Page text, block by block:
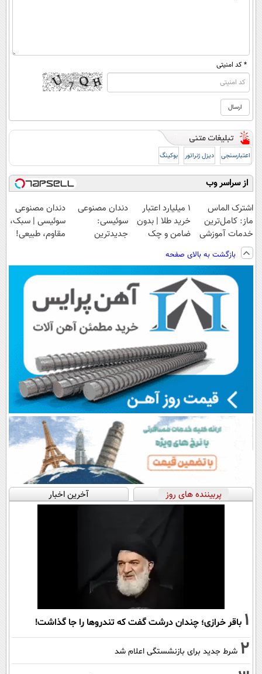
* کد امنیتی
اعتبارسنجی دیزل ژنراتور بوکینگ
از سراسر وب
اشترک الماس
ماز: کامل‌ترین
خدمات آموزشی
برای کنکوری‌ها
۱ میلیارد اعتبار
خرید طلا | بدون
ضامن و چک
دندان مصنوعی
سوئیسی:
جدیدترین
پرداخت قسطی
دندان مصنوعی
سوئیسی | سبک،
مقاوم، طبیعی!
اقساطی😍
بازگشت به بالای صفحه
پربیننده های روز آخرین اخبار
1 باقر خرازی؛ چندان درشت گفت که تندروها را جا گذاشت!
2 شرط جدید برای بازنشستگی اعلام شد